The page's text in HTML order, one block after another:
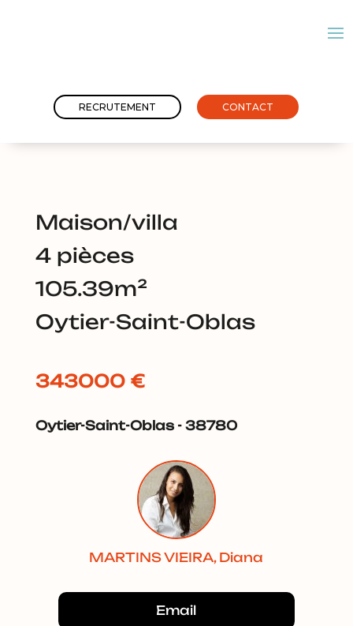
RECRUTEMENT CONTACT
maison/villa
4 pièces
105.39m²
Oytier-Saint-Oblas
343000 €
Oytier-Saint-Oblas - 38780
MARTINS VIEIRA, Diana
Email